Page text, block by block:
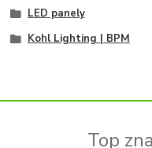
LED panely
Kohl Lighting | BPM
Top